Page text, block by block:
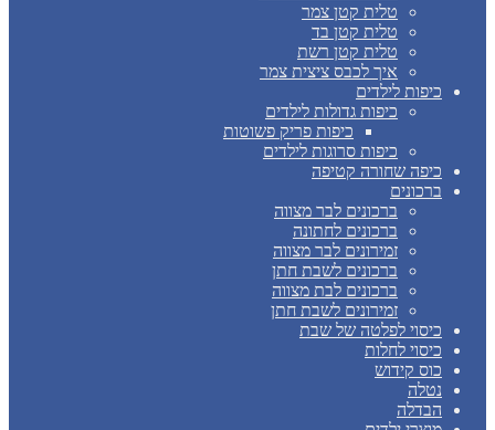
טלית קטן צמר
טלית קטן בד
טלית קטן רשת
איך לכבס ציצית צמר
כיפות לילדים
כיפות גדולות לילדים
כיפות פריק פשוטות
כיפות סרוגות לילדים
כיפה שחורה קטיפה
ברכונים
ברכונים לבר מצווה
ברכונים לחתונה
זמירונים לבר מצווה
ברכונים לשבת חתן
ברכונים לבת מצווה
זמירונים לשבת חתן
כיסוי לפלטה של שבת
כיסוי לחלות
כוס קידוש
נטלה
הבדלה